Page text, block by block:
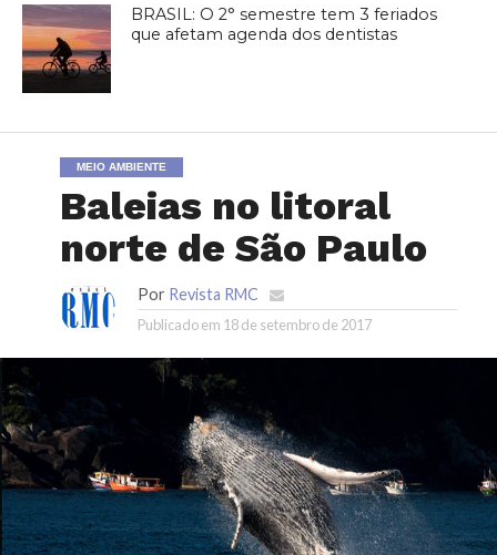
BRASIL: O 2° semestre tem 3 feriados
que afetam agenda dos dentistas
MEIO AMBIENTE
Baleias no litoral
norte de São Paulo
Por Revista RMC
Publicado em 18 de setembro de 2017